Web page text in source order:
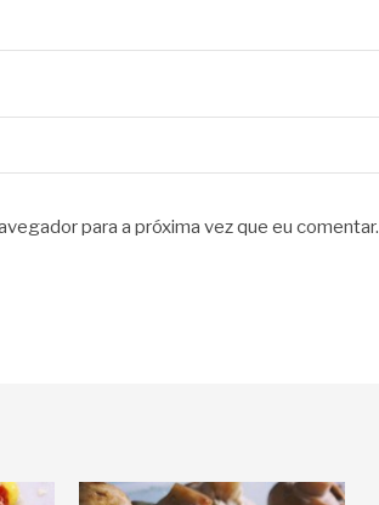
para a próxima vez que eu comentar.